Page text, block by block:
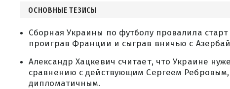
ОСНОВНЫЕ ТЕЗИСЫ
Сборная Украины по футболу провалила
проиграв Франции и сыграв вничью с
Александр Хацкевич считает, что Украине
сравнению с действующим Сергеем
дипломатичным.